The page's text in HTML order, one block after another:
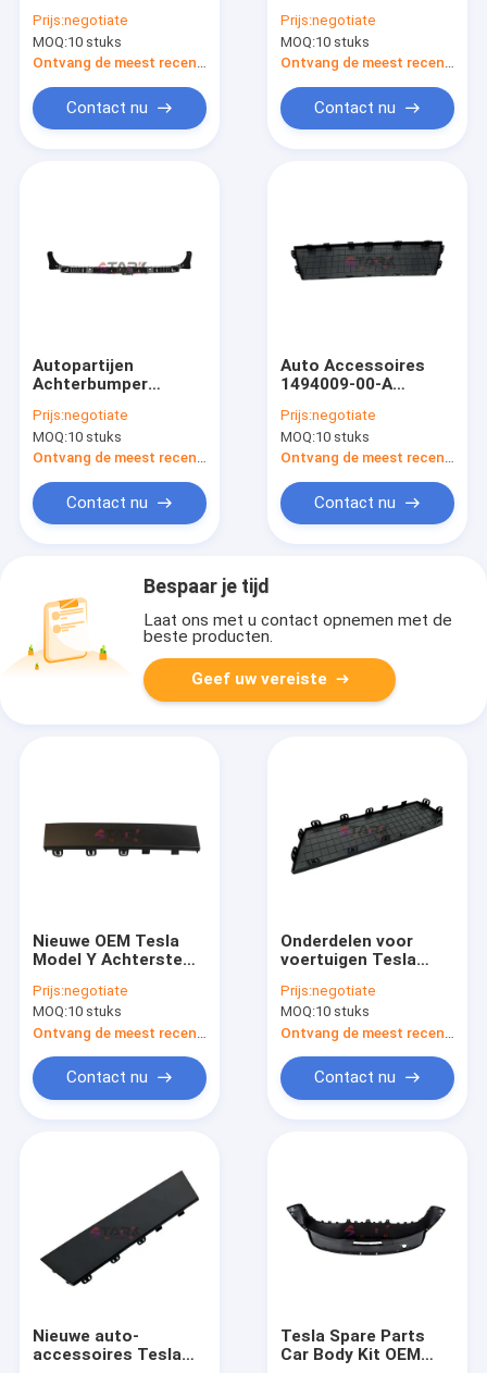
Steunbeugel Voor
Tesla Model Y
1494045-00-A
Prijs:negotiate
MOQ:10 stuks
Contact nu
Steunbeugel Voor
TESLA Model Y
1494045-00-A
Prijs:negotiate
MOQ:10 stuks
Contact nu
Autopartijen
Achterbumper
Achter Centrum
Assemblage Voor
Tesla Model Y
Prijs:negotiate
MOQ:10 stuks
Ontvang de meest recente Prijs
Contact nu
Auto Accessoires
1494009-00-A
Onderkaak Kleine
dekmantel Voor
Tesla Model Y 2022
Prijs:negotiate
MOQ:10 stuks
Ontvang de meest recente Prijs
Contact nu
Bespaar je tijd
Laat ons met u contact opnemen met de
beste producten.
Geef uw vereiste
Nieuwe OEM Tesla
Model Y Achterste
trekknop 1494009-
00-A voor 2020 2021
2022 Tesla Model Y
Prijs:negotiate
MOQ:10 stuks
Contact nu
Onderdelen voor
voertuigen Tesla
onderste bumper
trekknop aanhangkap
dekselplaat 1494009-
00-A
Prijs:negotiate
MOQ:10 stuks
Contact nu
Nieuwe auto-
accessoires Tesla
Tesla Spare Parts
Car Body Kit OEM